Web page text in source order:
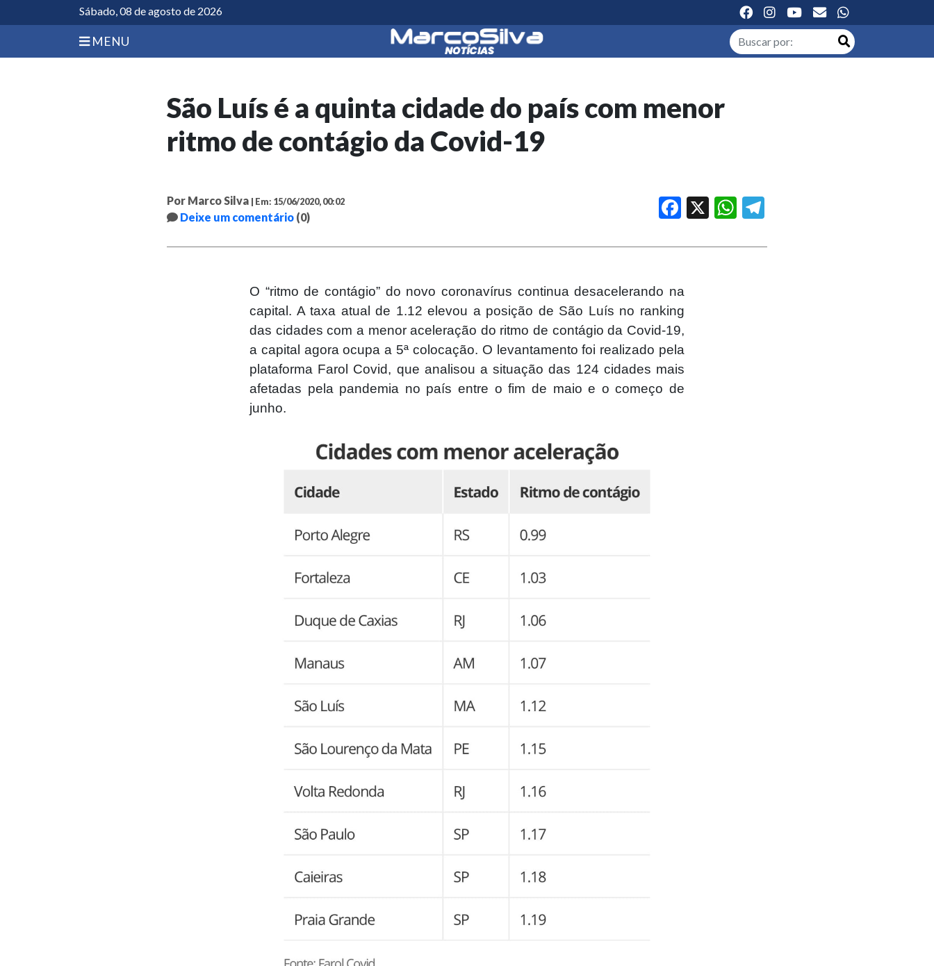
Sábado, 08 de agosto de 2026
MENU
São Luís é a quinta cidade do país com menor
ritmo de contágio da Covid-19
Por Marco Silva | Em: 15/06/2020, 00:02
Deixe um comentário (0)
Facebook WhatsApp
O “ritmo de contágio” do novo coronavírus continua desacelerando na
capital. A taxa atual de 1.12 elevou a posição de São Luís no ranking
das cidades com a menor aceleração do ritmo de contágio da Covid-19,
a capital agora ocupa a 5ª colocação. O levantamento foi realizado pela
plataforma Farol Covid, que analisou a situação das 124 cidades mais
afetadas pela pandemia no país entre o fim de maio e o começo de
junho.